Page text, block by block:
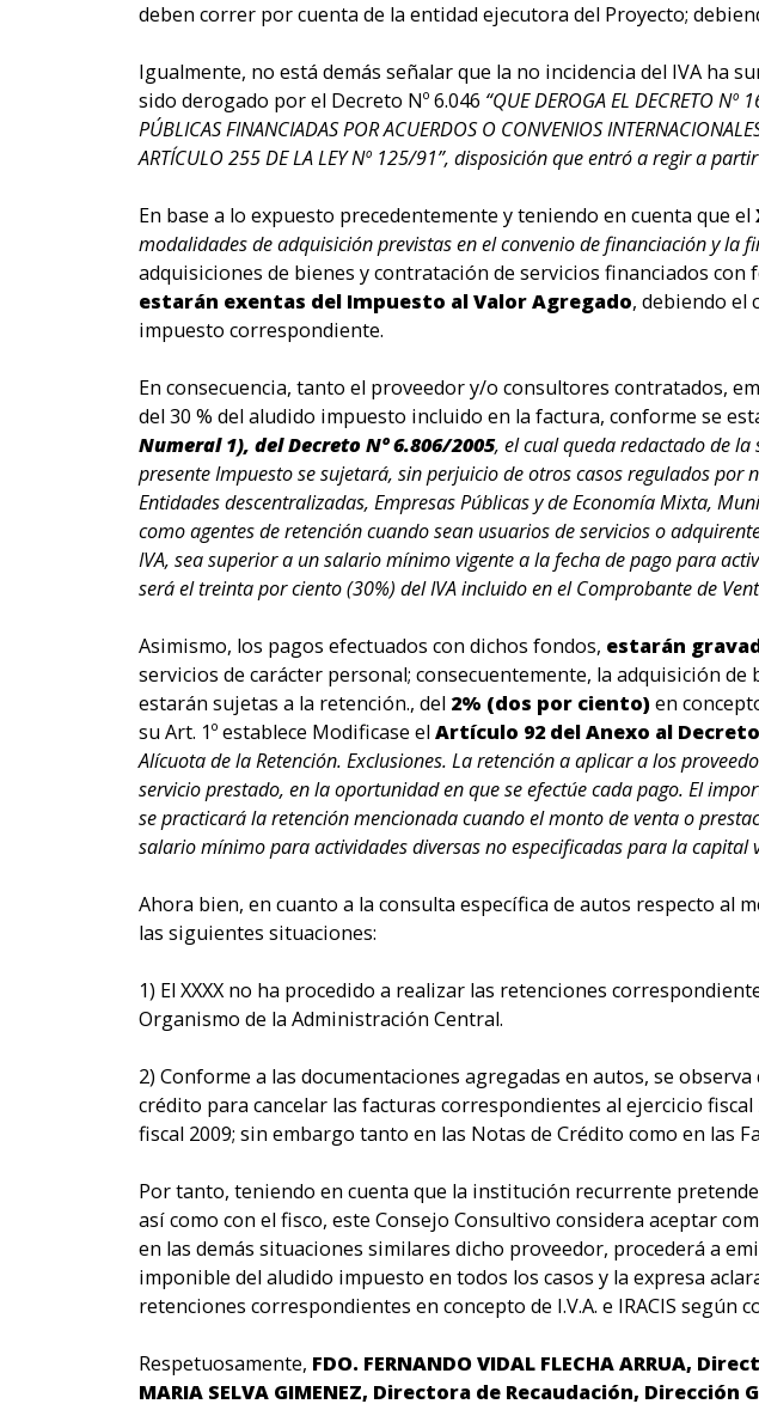
deben correr por cuenta de la entidad ejecutora del Proyecto;
Igualmente, no está demás señalar que la no incidencia del IVA ha
sido derogado por el Decreto Nº 6.046 “QUE DEROGA EL DECRETO Nº
PÚBLICAS FINANCIADAS POR ACUERDOS O CONVENIOS
ARTÍCULO 255 DE LA LEY Nº 125/91”, disposición que entró a regir a
En base a lo expuesto precedentemente y teniendo en cuenta que el
modalidades de adquisición previstas en el convenio de financiación y la
adquisiciones de bienes y contratación de servicios financiados
estarán exentas del Impuesto al Valor Agregado, debiendo el
impuesto correspondiente.
En consecuencia, tanto el proveedor y/o consultores contratados,
del 30 % del aludido impuesto incluido en la factura, conforme se
Numeral 1), del Decreto Nº 6.806/2005, el cual queda redactado de la
presente Impuesto se sujetará, sin perjuicio de otros casos regulados por
Entidades descentralizadas, Empresas Públicas y de Economía Mixta,
como agentes de retención cuando sean usuarios de servicios o
IVA, sea superior a un salario mínimo vigente a la fecha de pago para
será el treinta por ciento (30%) del IVA incluido en el Comprobante de
Asimismo, los pagos efectuados con dichos fondos, estarán
servicios de carácter personal; consecuentemente, la adquisición
estarán sujetas a la retención., del 2% (dos por ciento)en
su Art. 1º establece Modificase elArtículo 92 del Anexo al Decreto
Alícuota de la Retención. Exclusiones. La retención a aplicar a los
servicio prestado, en la oportunidad en que se efectúe cada pago. El
se practicará la retención mencionada cuando el monto de venta o
salario mínimo para actividades diversas no especificadas para la capital
Ahora bien, en cuanto a la consulta específica de autos respecto al
las siguientes situaciones:
1) El XXXX no ha procedido a realizar las retenciones
Organismo de la Administración Central.
2) Conforme a las documentaciones agregadas en autos, se observa
crédito para cancelar las facturas correspondientes al ejercicio
fiscal 2009; sin embargo tanto en las Notas de Crédito como en las
Por tanto, teniendo en cuenta que la institución recurrente
así como con el fisco, este Consejo Consultivo considera aceptar
en las demás situaciones similares dicho proveedor, procederá a
imponible del aludido impuesto en todos los casos y la expresa
retenciones correspondientes en concepto de I.V.A. e IRACIS según
Respetuosamente, FDO. FERNANDO VIDAL FLECHA ARRUA,
MARIA SELVA GIMENEZ, Directora de Recaudación, Dirección